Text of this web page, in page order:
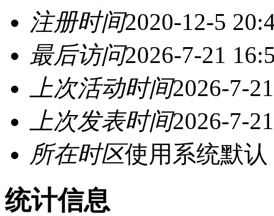
注册时间2020-12-5
最后访问2026-7-21
上次活动时间2026-7-
上次发表时间2026-7-
所在时区使用系统默认
统计信息